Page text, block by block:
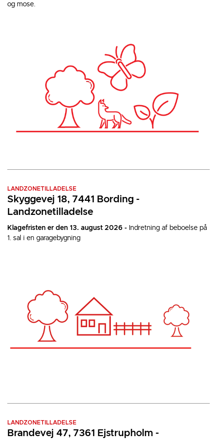
og mose.
LANDZONETILLADELSE
Skyggevej 18, 7441 Bording -
Landzonetilladelse
Klagefristen er den 13. august 2026 - Indretning af beboelse på
1. sal i en garagebygning
LANDZONETILLADELSE
Brandevej 47, 7361 Ejstrupholm -